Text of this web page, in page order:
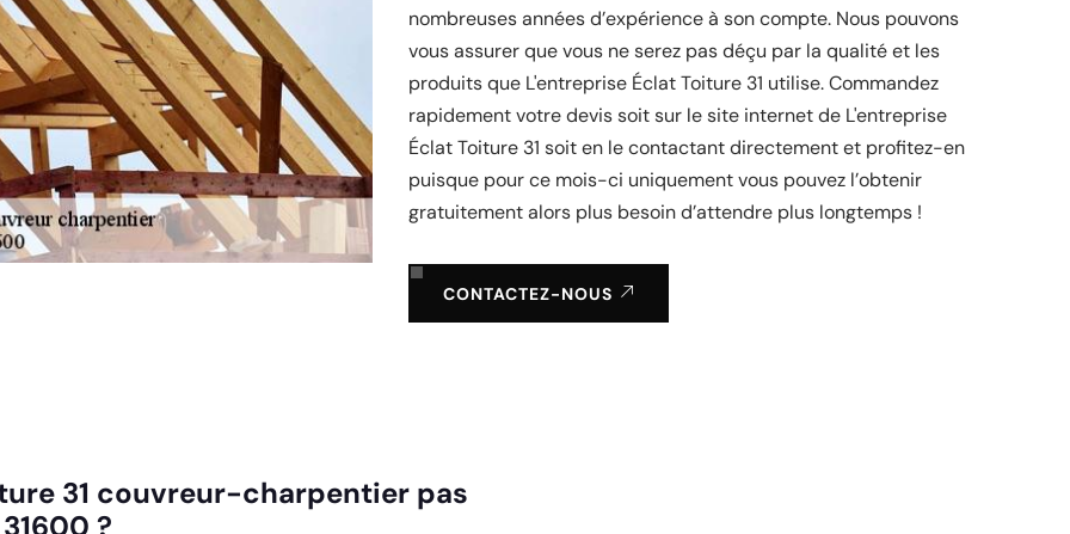
nombreuses années d’expérience à son compte. Nous pouvons
vous assurer que vous ne serez pas déçu par la qualité et les
produits que L'entreprise Éclat Toiture 31 utilise. Commandez
rapidement votre devis soit sur le site internet de L'entreprise
Éclat Toiture 31 soit en le contactant directement et profitez-en
puisque pour ce mois-ci uniquement vous pouvez l’obtenir
gratuitement alors plus besoin d’attendre plus longtemps !
CONTACTEZ-NOUS
31 couvreur-charpentier pas
?